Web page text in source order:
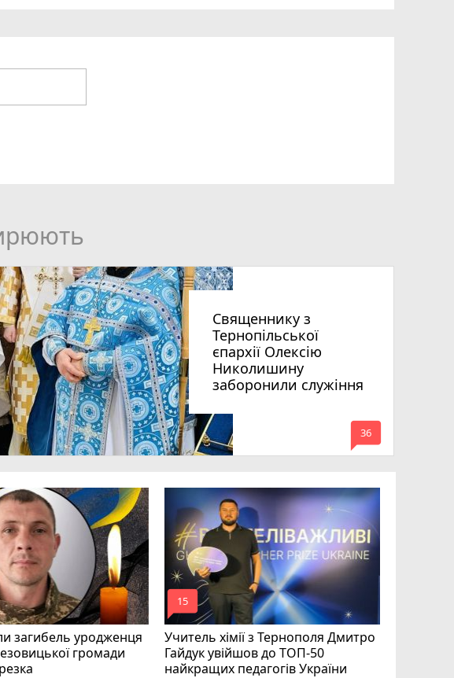
Священнику з
Тернопільської
єпархії Олексію
Николишину
заборонили служіння
mode_comment
36
загибель уродженця
громади
Учитель хімії з Тернополя Дмитро
Гайдук увійшов до ТОП-50
найкращих педагогів України
mode_comment
15